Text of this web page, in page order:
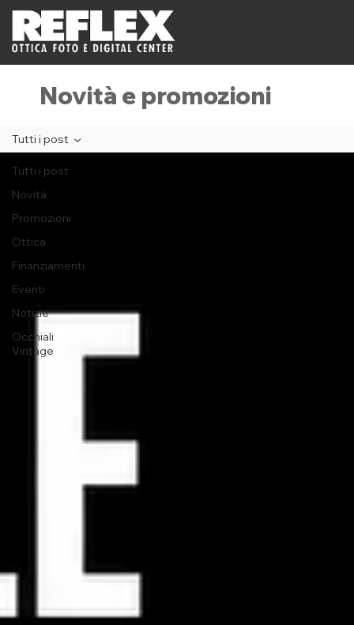
Tutti i post
Novità
Promozioni
Ottica
Finanziamenti
Eventi
Notizie
Occhiali
Vintage
Tutti i post
Novità e promozioni